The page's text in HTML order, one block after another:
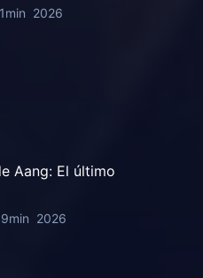
2026
Aang: El último
2026